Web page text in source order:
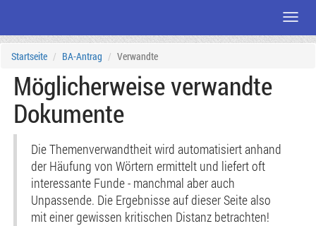
Seiteninhalt
Startseite BA-Antrag Verwandte
Möglicherweise verwandte
Dokumente
Die Themenverwandtheit wird automatisiert anhand
der Häufung von Wörtern ermittelt und liefert oft
interessante Funde - manchmal aber auch
Unpassende. Die Ergebnisse auf dieser Seite also
mit einer gewissen kritischen Distanz betrachten!